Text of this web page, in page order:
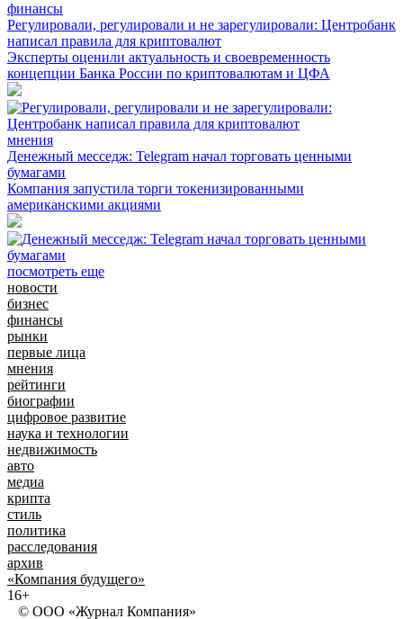
финансы
Регулировали, регулировали и не зарегулировали: Центробанк
написал правила для криптовалют
Эксперты оценили актуальность и своевременность
концепции Банка России по криптовалютам и ЦФА
мнения
Денежный месседж: Telegram начал торговать ценными
бумагами
Компания запустила торги токенизированными
американскими акциями
посмотреть еще
новости
бизнес
финансы
рынки
первые лица
мнения
рейтинги
биографии
цифровое развитие
наука и технологии
недвижимость
авто
медиа
крипта
стиль
политика
расследования
архив
«Компания будущего»
16+
© ООО «Журнал Компания»